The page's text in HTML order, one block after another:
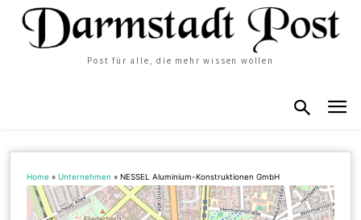
Post für alle, die mehr wissen wollen
Home »Unternehmen »NESSEL Aluminium-Konstruktionen GmbH